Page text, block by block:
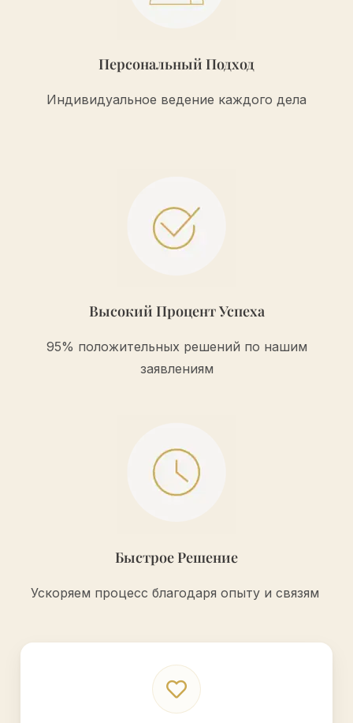
Персональный Подход
Индивидуальное ведение каждого дела
Высокий Процент Успеха
95% положительных решений по нашим
заявлениям
Быстрое Решение
Ускоряем процесс благодаря опыту и связям